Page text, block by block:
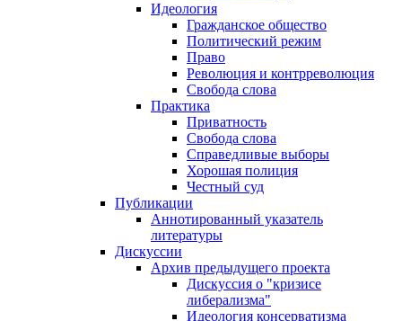
Идеология
Гражданское общество
Политический режим
Право
Революция и контрреволюция
Свобода слова
Практика
Приватность
Свобода слова
Справедливые выборы
Хорошая полиция
Честный суд
Публикации
Аннотированный указатель
литературы
Дискуссии
Архив предыдущего проекта
Дискуссия о "кризисе
либерализма"
Идеология консерватизма